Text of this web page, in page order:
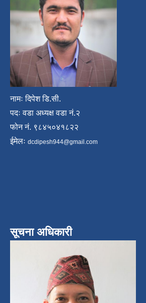
नामः दिपेश डि.सी.
पदः वडा अध्यक्ष वडा नं.२
फोन नं. ९८४५०४१८२२
ईमेलः dcdipesh944@gmail.com
सूचना अधिकारी